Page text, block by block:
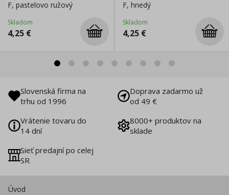
F, pastelovo ružový
Skladom
4,25 €
F, hnedý
Skladom
4,25 €
Slovenská firma na
trhu od 1996
Doprava zadarmo už
od 49 €
Vrátenie tovaru do
14 dní
8000+ produktov na
sklade
Sieť predajní po celej
SR
Úvod